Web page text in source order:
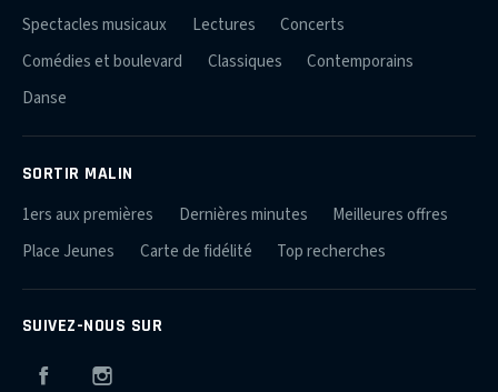
Spectacles musicaux
Lectures
Concerts
Comédies et boulevard
Classiques
Contemporains
Danse
SORTIR MALIN
1ers aux premières Dernières minutes
Meilleures offres
Place Jeunes
Carte de fidélité Top recherches
SUIVEZ-NOUS SUR
Facebook